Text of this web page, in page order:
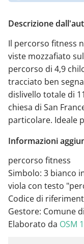
Descrizione
Il percorso fitness
viste mozzafiato
percorso di 4,9
tracciato ben
dislivello totale di
chiesa di San
particolare. Ideale
Informazioni
percorso fitness
Simbolo: 3 bianco
viola con testo
Codice di
Gestore: Comune
Elaborato da OSM